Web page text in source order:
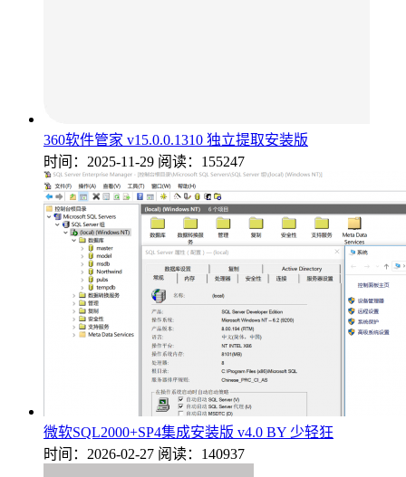
360软件管家 v15.0.0.1310 独立提取安装版
时间：2025-11-29 阅读：155247
微软SQL2000+SP4集成安装版 v4.0 BY 少轻狂
时间：2026-02-27 阅读：140937